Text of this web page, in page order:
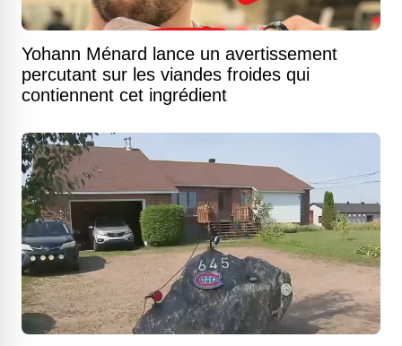
Yohann Ménard lance un avertissement
percutant sur les viandes froides qui
contiennent cet ingrédient